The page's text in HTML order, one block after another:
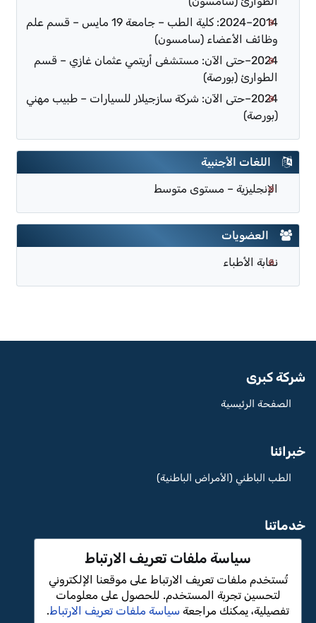
2014–2024: كلية الطب – جامعة 19 مايس – قسم علم
وظائف الأعضاء (سامسون)
2024–حتى الآن: مستشفى أريتمي عثمان غازي – قسم
الطوارئ (بورصة)
2024–حتى الآن: شركة سازجيلار للسيارات – طبيب مهني
(بورصة)
اللغات الأجنبية
الإنجليزية – مستوى متوسط
العضويات
نقابة الأطباء
شركة كبرى
الصفحة الرئيسية
خبرائنا
الطب الباطني (الأمراض الباطنية)
خدماتنا
سياسة ملفات تعريف الارتباط
تُستخدم ملفات تعريف الارتباط على موقعنا الإلكتروني
لتحسين تجربة المستخدم. للحصول على معلومات
تفصيلية، يمكنك مراجعة سياسة ملفات تعريف الارتباط.